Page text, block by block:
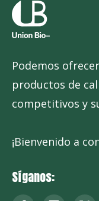
Podemos
productos de
competitivos y
¡Bienvenido a
Síganos: